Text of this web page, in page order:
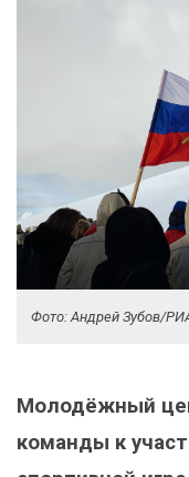
Фото: Андрей Зубов/
Молодёжный
команды к